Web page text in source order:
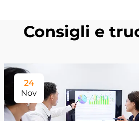
Consigli e
24
Nov